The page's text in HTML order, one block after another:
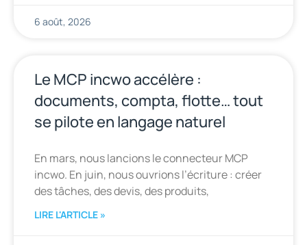
6 août, 2026
Le MCP incwo accélère :
documents, compta, flotte… tout
se pilote en langage naturel
En mars, nous lancions le connecteur MCP
incwo. En juin, nous ouvrions l’écriture : créer
des tâches, des devis, des produits,
LIRE L'ARTICLE »